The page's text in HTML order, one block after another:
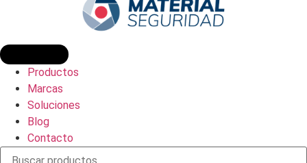
Productos
Marcas
Soluciones
Blog
Contacto
Búsqueda